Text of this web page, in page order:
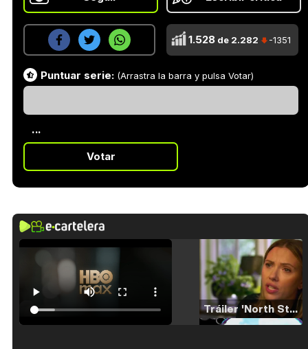
1.528de 2.282 -1351
Puntuar serie: (Arrastra la barra y pulsa Votar)
...
Votar
Tráiler 'North Star' (2023)